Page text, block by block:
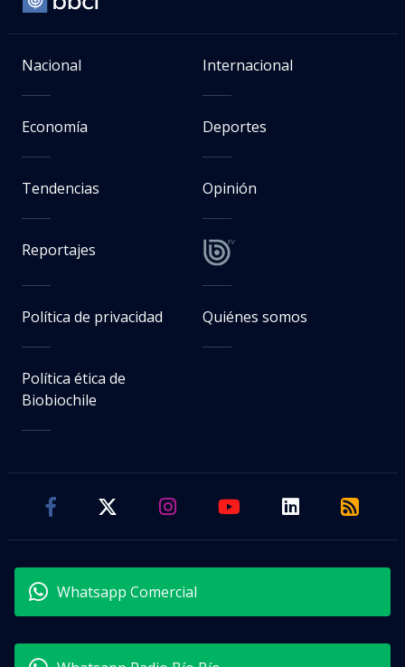
Nacional Internacional
Economía Deportes
Tendencias Opinión
Reportajes
Política de privacidad Quiénes somos
Política ética de
Biobiochile
Whatsapp Comercial